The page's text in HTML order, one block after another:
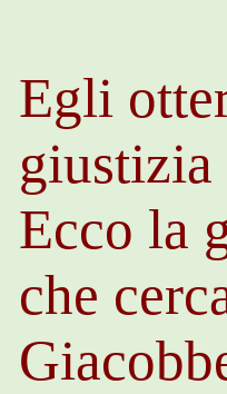
Egli
Ecco la
che